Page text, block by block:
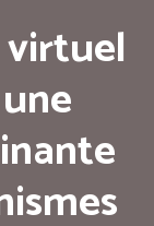
virtuel